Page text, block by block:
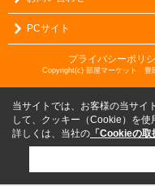
PCサイト
プライバシーポリ
Copyright(c) 部屋マーケット 豊
当サイトでは、お客様の当サイ
して、クッキー（Cookie）を使
詳しくは、当社の 「Cookieの取